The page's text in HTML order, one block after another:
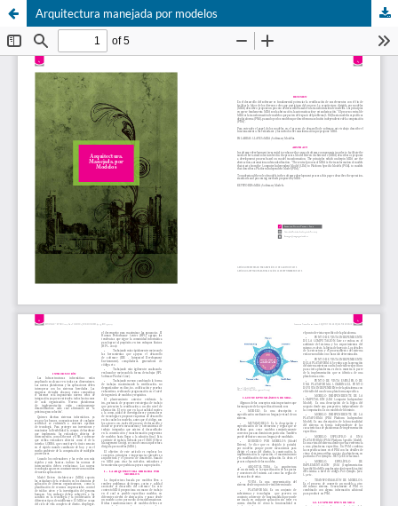
Arquitectura manejada por modelos